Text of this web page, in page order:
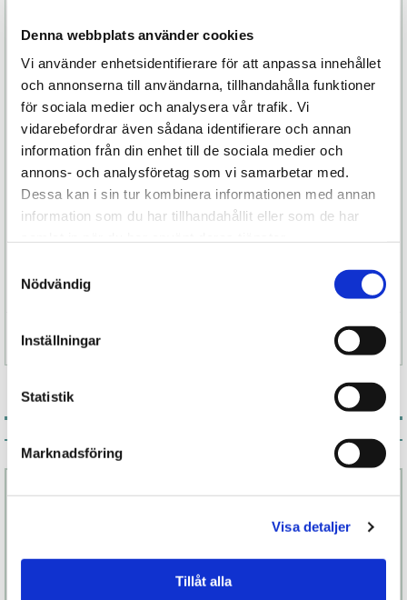
Denna webbplats använder cookies
Vi använder enhetsidentifierare för att anpassa innehållet
och annonserna till användarna, tillhandahålla funktioner
för sociala medier och analysera vår trafik. Vi
vidarebefordrar även sådana identifierare och annan
information från din enhet till de sociala medier och
annons- och analysföretag som vi samarbetar med.
Dessa kan i sin tur kombinera informationen med annan
information som du har tillhandahållit eller som de har
Nödvändig
Inställningar
Statistik
Marknadsföring
Visa detaljer
Tillåt alla
användas i bad eller dusch och är mycket enkel
att rengöra efter användning. Kombinationen av
exklusiva material, smart teknik och kraftfulla
vibrationer gör SURFER™ 2 till ett premiumval för
dig som söker en analplugg med hög kvalitet och
stor flexibilitet.
Oavsett om du är nyfiken på anal stimulans för
första gången eller vill uppgradera din nuvarande
Specifikation
Associerade produkter